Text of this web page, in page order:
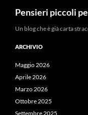
Pensieri piccoli
Un blog che è già carta
ARCHIVIO
Maggio 2026
Aprile 2026
Marzo 2026
Ottobre 2025
Settembre 2025